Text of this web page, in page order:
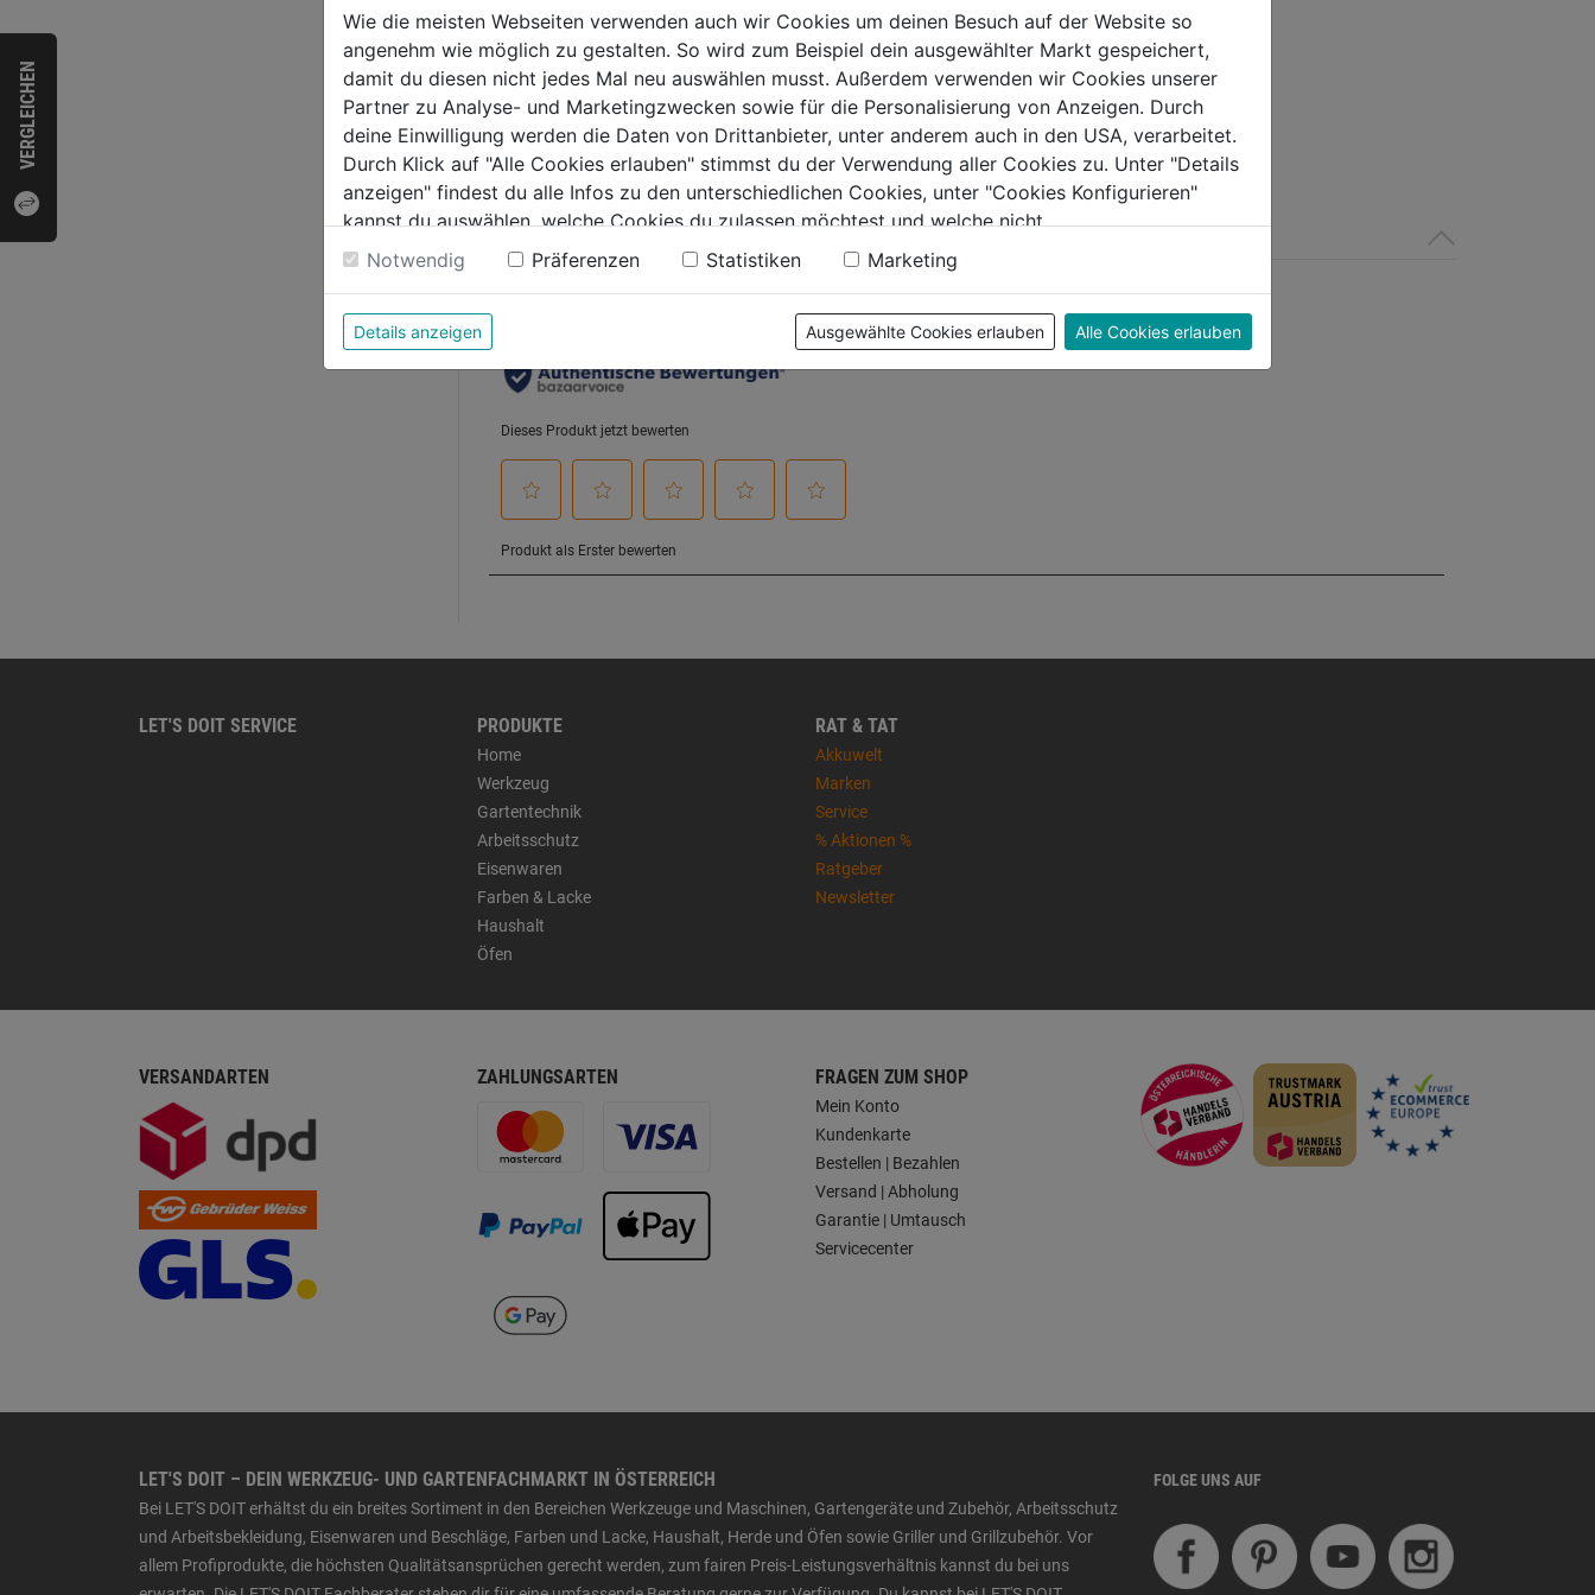
VERGLEICHEN
RR,SB
0.0 (0)
0.0
von
5
Sternen.
8,59€
verz.6mm,1Stk.
0.0 (0)
0.0
von
5
Sternen.
9,79€
0.0 (0)
0.0
von
5
Sternen.
17,99€
LET'S DOIT SERVICE PRODUKTE
Home
Werkzeug
Gartentechnik
Arbeitsschutz
Eisenwaren
Farben & Lacke
Haushalt
Öfen
RAT & TAT
Akkuwelt
Marken
Service
% Aktionen %
Ratgeber
Newsletter
VERSANDARTEN ZAHLUNGSARTEN FRAGEN ZUM SHOP
Mein Konto
Kundenkarte
Bestellen | Bezahlen
Versand | Abholung
Garantie | Umtausch
Servicecenter
LET'S DOIT – DEIN WERKZEUG- UND GARTENFACHMARKT IN ÖSTERREICH
Bei LET'S DOIT erhältst du ein breites Sortiment in den Bereichen Werkzeuge und Maschinen, Gartengeräte und Zubehör, Arbeitsschutz
und Arbeitsbekleidung, Eisenwaren und Beschläge, Farben und Lacke, Haushalt, Herde und Öfen sowie Griller und Grillzubehör. Vor
allem Profiprodukte, die höchsten Qualitätsansprüchen gerecht werden, zum fairen Preis-Leistungsverhältnis kannst du bei uns
FOLGE UNS AUF
Wie die meisten Webseiten verwenden auch wir Cookies um deinen Besuch auf der Website so
angenehm wie möglich zu gestalten. So wird zum Beispiel dein ausgewählter Markt gespeichert,
damit du diesen nicht jedes Mal neu auswählen musst. Außerdem verwenden wir Cookies unserer
Partner zu Analyse- und Marketingzwecken sowie für die Personalisierung von Anzeigen. Durch
deine Einwilligung werden die Daten von Drittanbieter, unter anderem auch in den USA, verarbeitet.
Durch Klick auf "Alle Cookies erlauben" stimmst du der Verwendung aller Cookies zu. Unter "Details
anzeigen" findest du alle Infos zu den unterschiedlichen Cookies, unter "Cookies Konfigurieren"
kannst du auswählen, welche Cookies du zulassen möchtest und welche nicht.
Weitere Informationen findest du in unserer Datenschutzerklärung
Notwendig Präferenzen Statistiken Marketing
Details anzeigen Ausgewählte Cookies erlauben Alle Cookies erlauben